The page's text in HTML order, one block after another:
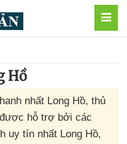
Hồ
nhất Long Hồ, thủ
hỗ trợ bởi các
uy tín nhất Long Hồ,